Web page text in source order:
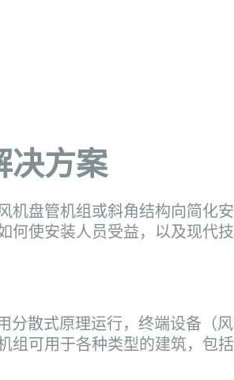
决方案
机盘管机组或斜角结构向简化
使安装人员受益，以及现代
分散式原理运行，终端设备（
组可用于各种类型的建筑，包